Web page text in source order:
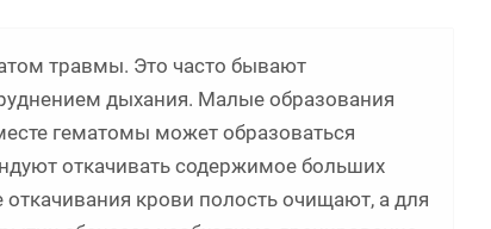
травмы. Это часто бывают
дыхания. Малые образования
гематомы может образоваться
откачивать содержимое больших
крови полость очищают, а для